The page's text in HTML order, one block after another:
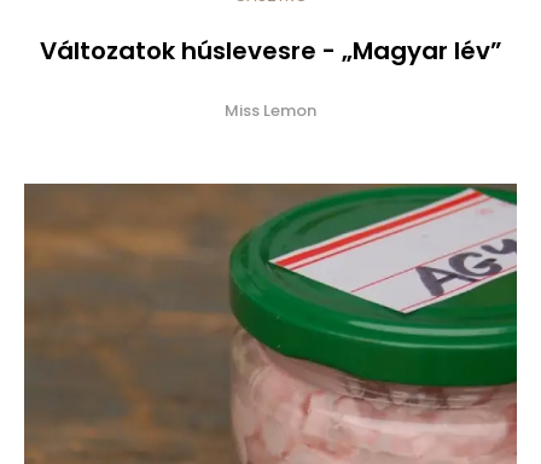
Változatok húslevesre - „Magyar lév”
Miss Lemon